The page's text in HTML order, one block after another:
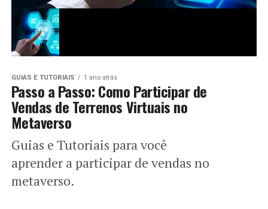
GUIAS E TUTORIAIS 1 ano atrás
Passo a Passo: Como Participar de
Vendas de Terrenos Virtuais no
Metaverso
Guias e Tutoriais para você
aprender a participar de vendas no
metaverso.